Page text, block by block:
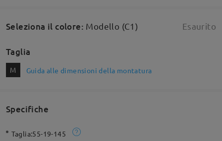
Seleziona il colore: Modello (C1) Esaurito
Taglia
M Guida alle dimensioni della montatura
Specifiche
Taglia:55-19-145